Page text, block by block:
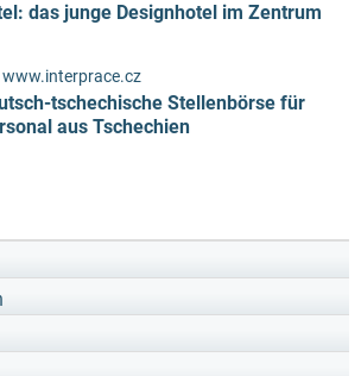
das junge Designhotel im Zentrum
www.interprace.cz
tschechische Stellenbörse für
aus Tschechien